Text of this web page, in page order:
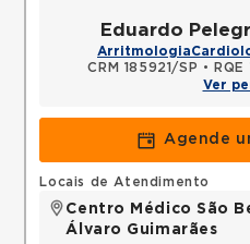
Eduardo
Arritmologia
CRM 185921/SP •
Ver
Agende
Locais de Atendimento
Centro Médico São
Álvaro Guimarães